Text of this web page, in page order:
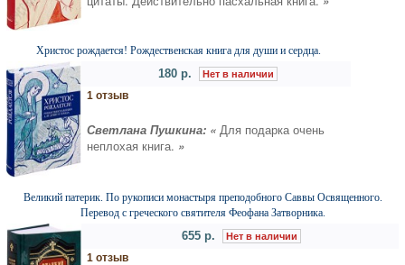
Христос рождается! Рождественская книга для души и сердца.
180 р. Нет в наличии
1 отзыв
Светлана Пушкина: « Для подарка очень
неплохая книга. »
Великий патерик. По рукописи монастыря преподобного Саввы Освященного.
Перевод с греческого святителя Феофана Затворника.
655 р. Нет в наличии
1 отзыв